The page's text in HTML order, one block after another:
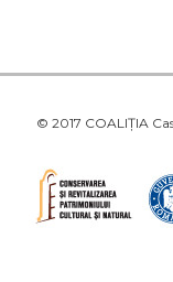
© 2017 COALIȚIA